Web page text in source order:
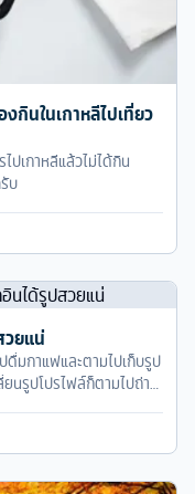
กินในเกาหลีไปเที่ยว
ปเกาหลีแล้วไม่ได้กิน
บ
ยแน่
ดื่มกาแฟและตามไปเก็บรูป
นรูปโปรไฟล์ก็ตามไปถ่าย